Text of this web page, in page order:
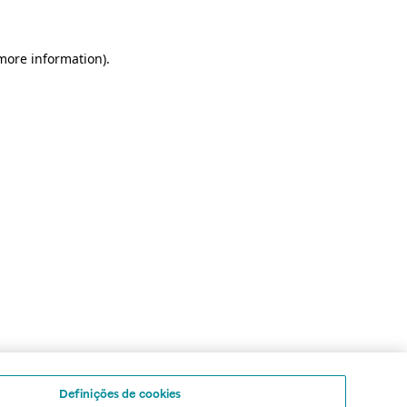
information).
Definições de cookies